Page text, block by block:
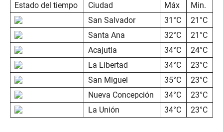
m
n
t
s
1
s
Estado del tiempo
Ciudad Máx
Min.
San Salvador
31°C
21°C
Santa Ana
32°C
21°C
Acajutla
34°C
24°C
La Libertad
34°C
23°C
San Miguel
35°C
23°C
Nueva Concepción
34°C
23°C
La Unión
34°C 23°C